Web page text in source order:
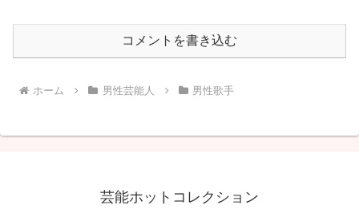
コメントを書き込む
ホーム 男性芸能人 男性歌手
芸能ホットコレクション